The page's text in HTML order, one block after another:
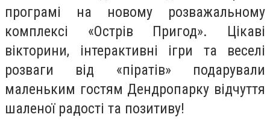
програмі на новому розважальному
комплексі «Острів Пригод». Цікаві
вікторини, інтерактивні ігри та веселі
розваги від «піратів» подарували
маленьким гостям Дендропарку відчуття
шаленої радості та позитиву!